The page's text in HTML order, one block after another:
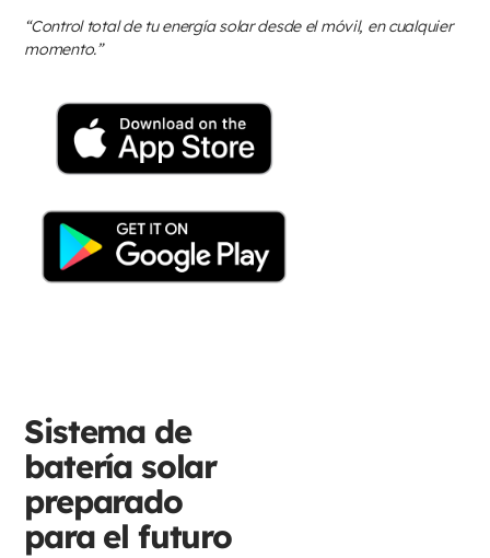
“Control total de tu energía solar desde el móvil, en cualquier
momento.”
Sistema de
batería solar
preparado
para el futuro